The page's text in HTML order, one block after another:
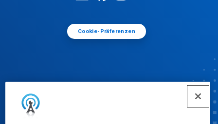
Cookie-Präferenzen